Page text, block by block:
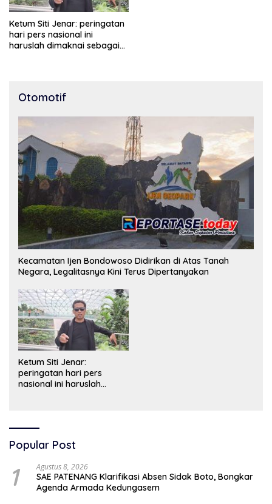
Ketum Siti Jenar: peringatan
hari pers nasional ini
haruslah dimaknai sebagai
Indonesia.
Otomotif
Kecamatan Ijen Bondowoso Didirikan di Atas Tanah
Negara, Legalitasnya Kini Terus Dipertanyakan
Ketum Siti Jenar:
peringatan hari pers
nasional ini haruslah
bangsa dan menjaga
demokrasi Indonesia.
Popular Post
1 Agustus 8, 2026
SAE PATENANG Klarifikasi Absen Sidak Boto, Bongkar
Agenda Armada Kedungasem